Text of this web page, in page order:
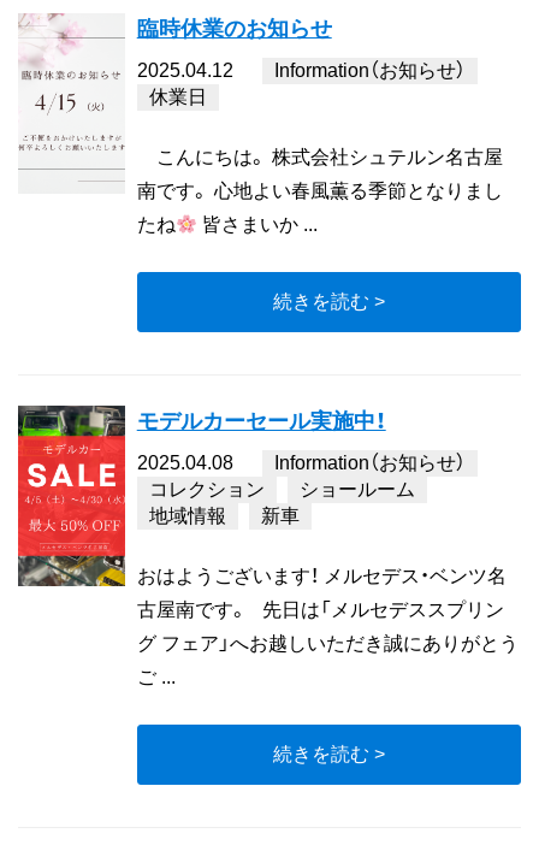
臨時休業のお知らせ
2025.04.12
Information（お知らせ）
休業日
こんにちは。 株式会社シュテルン名古屋
南です。 心地よい春風薫る季節となりまし
たね
皆さまいか ...
続きを読む >
モデルカーセール実施中！
2025.04.08
Information（お知らせ）
コレクション
ショールーム
地域情報
新車
おはようございます！ メルセデス・ベンツ名
古屋南です。 先日は「メルセデススプリン
グ フェア」へお越しいただき誠にありがとう
ご ...
続きを読む >